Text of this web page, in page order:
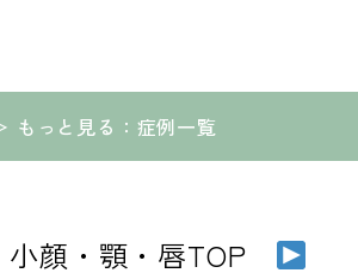
もっと見る：症例一覧
小顔・顎・唇TOP